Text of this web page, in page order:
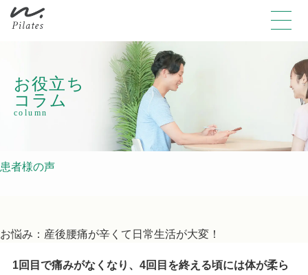
お役立ち
コラム
column
患者様の声
お悩み：産後腰痛が辛くて日常生活が大変！
1回目で痛みがなくなり、4回目を終える頃には体が柔ら